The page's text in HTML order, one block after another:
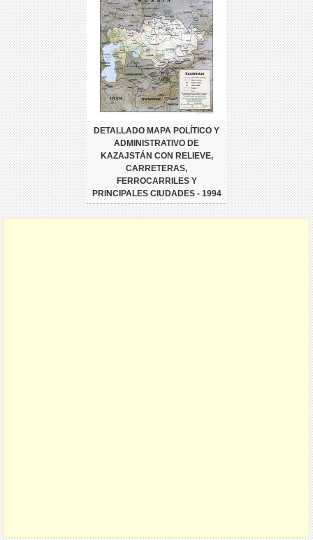
DETALLADO MAPA POLÍTICO Y
ADMINISTRATIVO DE
KAZAJSTÁN CON RELIEVE,
CARRETERAS,
FERROCARRILES Y
PRINCIPALES CIUDADES - 1994